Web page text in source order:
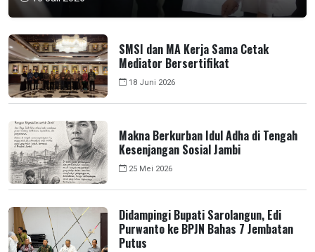
SMSI dan MA Kerja Sama Cetak
Mediator Bersertifikat
18 Juni 2026
Makna Berkurban Idul Adha di Tengah
Kesenjangan Sosial Jambi
25 Mei 2026
Didampingi Bupati Sarolangun, Edi
Purwanto ke BPJN Bahas 7 Jembatan
Putus